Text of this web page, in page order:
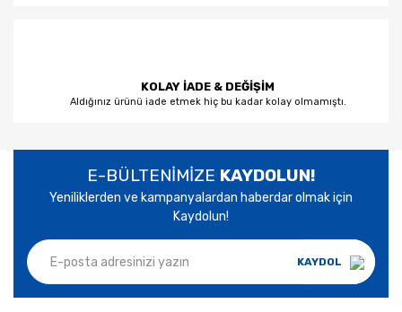
KOLAY İADE & DEĞİŞİM
Aldığınız ürünü iade etmek hiç bu kadar kolay olmamıştı.
E-BÜLTENİMİZE KAYDOLUN!
Yeniliklerden ve kampanyalardan haberdar olmak için
Kaydolun!
KAYDOL